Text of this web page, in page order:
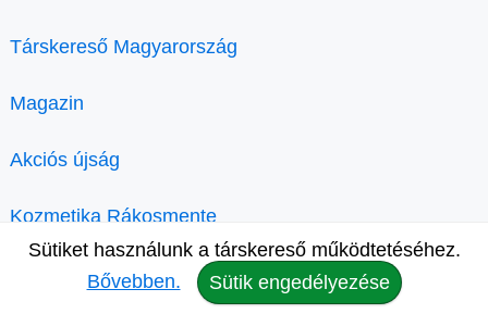
Társkereső Magyarország
Magazin
Akciós újság
Kozmetika Rákosmente
Sütiket használunk a társkereső működtetéséhez.
Bővebben.
Sütik engedélyezése